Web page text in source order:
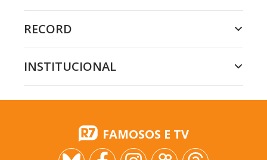
RECORD
INSTITUCIONAL
FAMOSOS E TV